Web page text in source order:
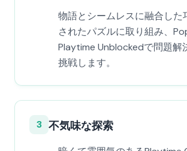
物語とシームレスに融合した
されたパズルに取り組み、
Playtime Unblockedで問題解
挑戦します。
3 不気味な探索